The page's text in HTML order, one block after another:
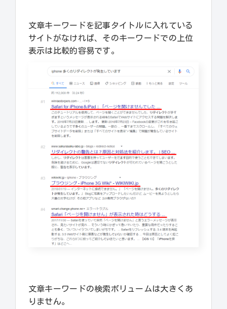
文章キーワードを記事タイトルに入れている
サイトがなければ、そのキーワードでの上位
表示は比較的容易です。
文章キーワードの検索ボリュームは大きくあ
りません。